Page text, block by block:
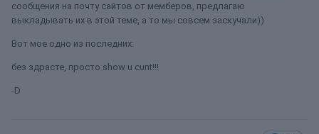
сообщения на почту сайтов от мемберов, предлагаю
выкладывать их в этой теме, а то мы совсем заскучали))
Вот мое одно из последних:
без здрасте, просто show u cunt!!!
-D